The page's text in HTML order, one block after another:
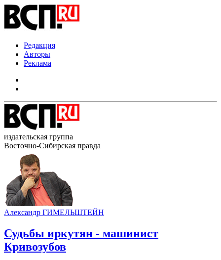
Редакция
Авторы
Реклама
издательская группа
Восточно-Сибирская правда
Александр ГИМЕЛЬШТЕЙН
Судьбы иркутян - машинист
Кривозубов